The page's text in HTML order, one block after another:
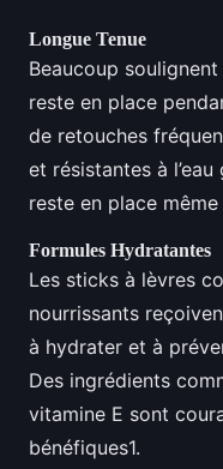
Longue Tenue
Beaucoup
reste en place
de retouches
et résistantes à
reste en place
Formules Hydratantes
Les sticks à lèvres
nourrissants
à hydrater et à
Des ingrédients
vitamine E sont
bénéfiques1.